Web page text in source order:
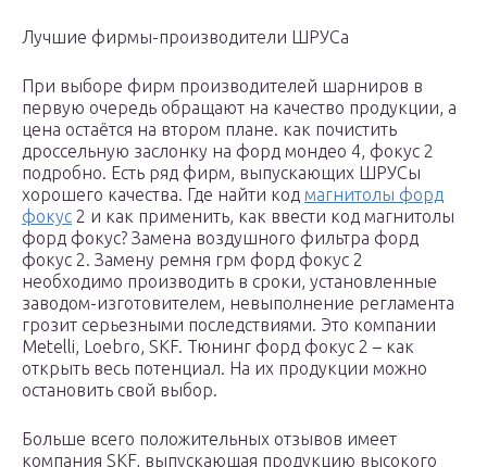
Лучшие фирмы-производители ШРУСа
При выборе фирм производителей шарниров в
первую очередь обращают на качество продукции, а
цена остаётся на втором плане. как почистить
дроссельную заслонку на форд мондео 4, фокус 2
подробно. Есть ряд фирм, выпускающих ШРУСы
хорошего качества. Где найти код магнитолы форд
фокус 2 и как применить, как ввести код магнитолы
форд фокус? Замена воздушного фильтра форд
фокус 2. Замену ремня грм форд фокус 2
необходимо производить в сроки, установленные
заводом-изготовителем, невыполнение регламента
грозит серьезными последствиями. Это компании
Metelli, Loebro, SKF. Тюнинг форд фокус 2 – как
открыть весь потенциал. На их продукции можно
остановить свой выбор.
Больше всего положительных отзывов имеет
компания SKF, выпускающая продукцию высокого